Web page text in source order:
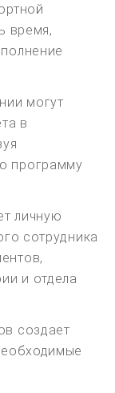
время,
могут
в
программу
личную
сотрудника
и отдела
создает